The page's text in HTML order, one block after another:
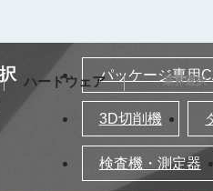
ハードウェア 業界選択
パッケージ専用
3D切削機
検査機・測定器